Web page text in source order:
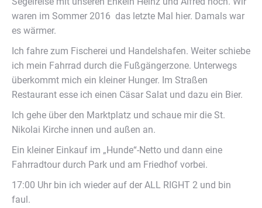
waren im Sommer 2016 das letzte Mal hier. Damals war
es wärmer.
Ich fahre zum Fischerei und Handelshafen. Weiter schiebe
ich mein Fahrrad durch die Fußgängerzone. Unterwegs
überkommt mich ein kleiner Hunger. Im Straßen
Restaurant esse ich einen Cäsar Salat und dazu ein Bier.
Ich gehe über den Marktplatz und schaue mir die St.
Nikolai Kirche innen und außen an.
Ein kleiner Einkauf im „Hunde“-Netto und dann eine
Fahrradtour durch Park und am Friedhof vorbei.
17:00 Uhr bin ich wieder auf der ALL RIGHT 2 und bin
faul.